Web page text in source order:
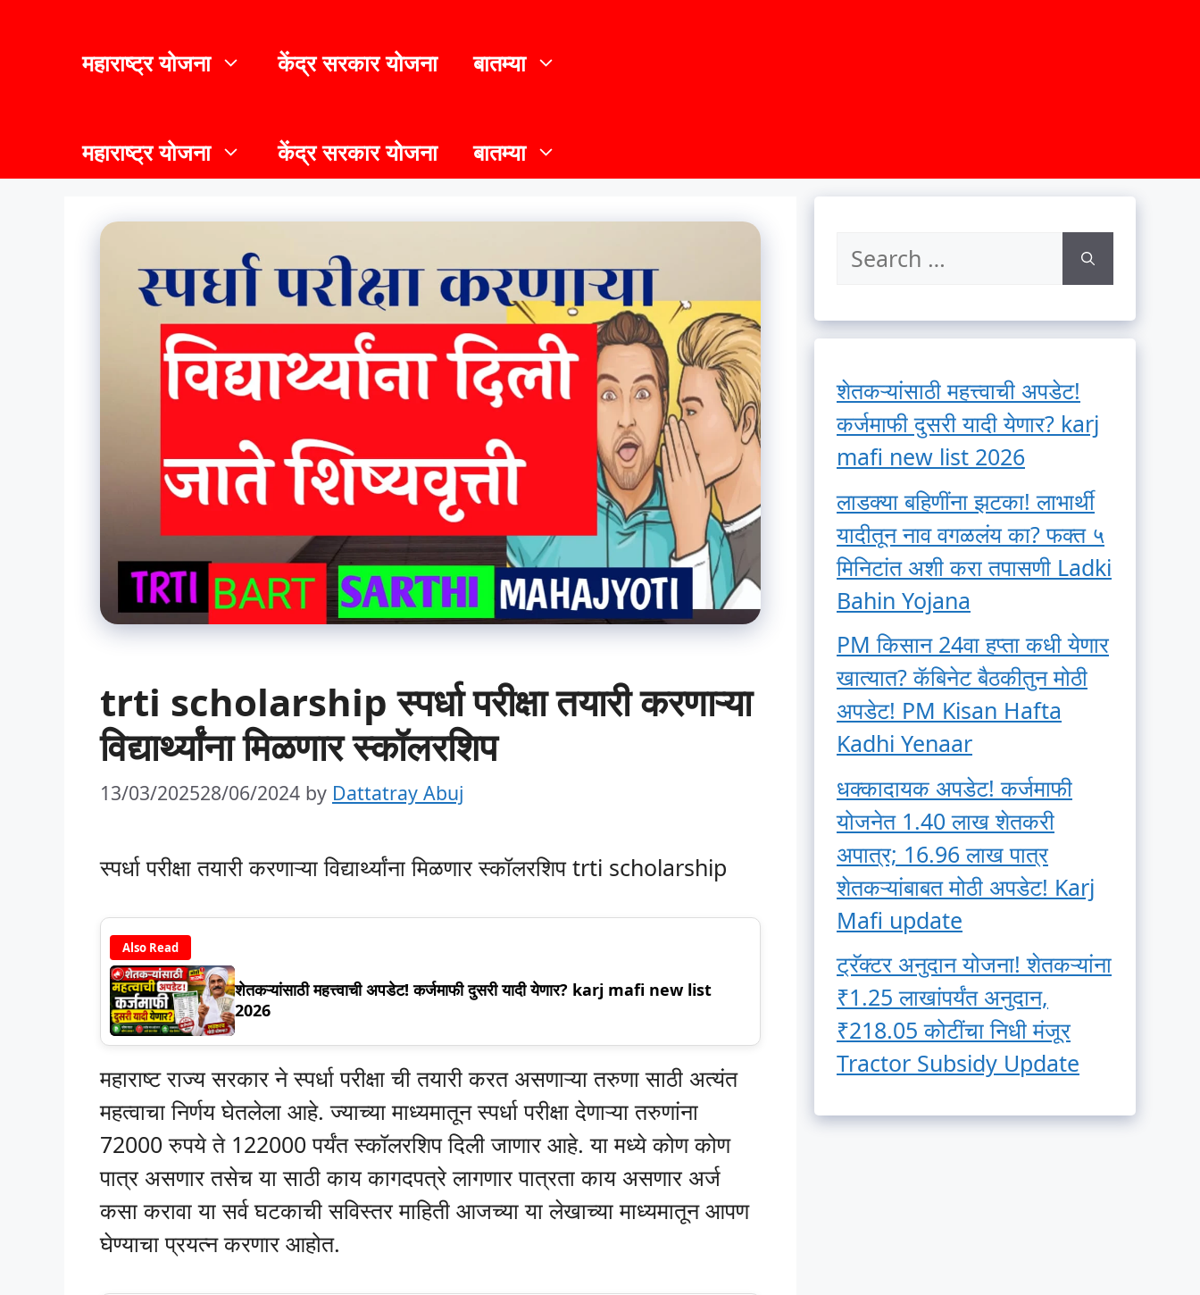
महाराष्ट्र योजना केंद्र सरकार योजना बातम्या
महाराष्ट्र योजना केंद्र सरकार योजना बातम्या
trti scholarship स्पर्धा परीक्षा तयारी करणाऱ्या
विद्यार्थ्यांना मिळणार स्कॉलरशिप
13/03/202528/06/2024 by Dattatray Abuj
स्पर्धा परीक्षा तयारी करणाऱ्या विद्यार्थ्यांना मिळणार स्कॉलरशिप trti scholarship
Also Read
शेतकऱ्यांसाठी महत्त्वाची अपडेट! कर्जमाफी दुसरी यादी येणार? karj mafi new list
2026
महाराष्ट राज्य सरकार ने स्पर्धा परीक्षा ची तयारी करत असणाऱ्या तरुणा साठी अत्यंत
महत्वाचा निर्णय घेतलेला आहे. ज्याच्या माध्यमातून स्पर्धा परीक्षा देणाऱ्या तरुणांना
72000 रुपये ते 122000 पर्यंत स्कॉलरशिप दिली जाणार आहे. या मध्ये कोण कोण
पात्र असणार तसेच या साठी काय कागदपत्रे लागणार पात्रता काय असणार अर्ज
कसा करावा या सर्व घटकाची सविस्तर माहिती आजच्या या लेखाच्या माध्यमातून आपण
घेण्याचा प्रयत्न करणार आहोत.
शेतकऱ्यांसाठी महत्त्वाची अपडेट!
कर्जमाफी दुसरी यादी येणार? karj
mafi new list 2026
लाडक्या बहिणींना झटका! लाभार्थी
यादीतून नाव वगळलंय का? फक्त ५
मिनिटांत अशी करा तपासणी Ladki
Bahin Yojana
PM किसान 24वा हप्ता कधी येणार
खात्यात? कॅबिनेट बैठकीतुन मोठी
अपडेट! PM Kisan Hafta
Kadhi Yenaar
धक्कादायक अपडेट! कर्जमाफी
योजनेत 1.40 लाख शेतकरी
अपात्र; 16.96 लाख पात्र
शेतकऱ्यांबाबत मोठी अपडेट! Karj
Mafi update
ट्रॅक्टर अनुदान योजना! शेतकऱ्यांना
₹1.25 लाखांपर्यंत अनुदान,
₹218.05 कोटींचा निधी मंजूर
Tractor Subsidy Update